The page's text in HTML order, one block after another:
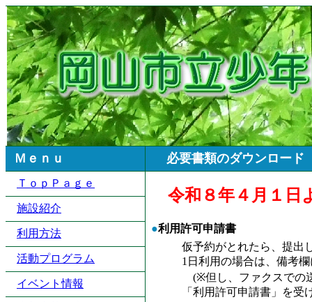
Ｍｅｎｕ 必要書類のダウンロード
ＴｏｐＰａｇｅ
施設紹介
利用方法
活動プログラム
イベント情報
令和８年４月１日
●利用許可申請書
仮予約がとれたら、提出し
1日利用の場合は、備考欄
(※但し、ファクスでの送
「利用許可申請書」を受け